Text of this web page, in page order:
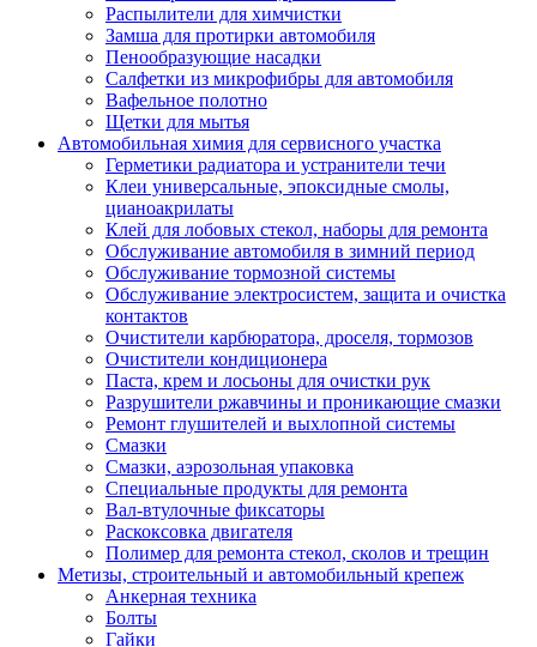
Распылители для химчистки
Замша для протирки автомобиля
Пенообразующие насадки
Салфетки из микрофибры для автомобиля
Вафельное полотно
Щетки для мытья
Автомобильная химия для сервисного участка
Герметики радиатора и устранители течи
Клеи универсальные, эпоксидные смолы,
цианоакрилаты
Клей для лобовых стекол, наборы для ремонта
Обслуживание автомобиля в зимний период
Обслуживание тормозной системы
Обслуживание электросистем, защита и очистка
контактов
Очистители карбюратора, дроселя, тормозов
Очистители кондиционера
Паста, крем и лосьоны для очистки рук
Разрушители ржавчины и проникающие смазки
Ремонт глушителей и выхлопной системы
Смазки
Смазки, аэрозольная упаковка
Специальные продукты для ремонта
Вал-втулочные фиксаторы
Раскоксовка двигателя
Полимер для ремонта стекол, сколов и трещин
Метизы, строительный и автомобильный крепеж
Анкерная техника
Болты
Гайки